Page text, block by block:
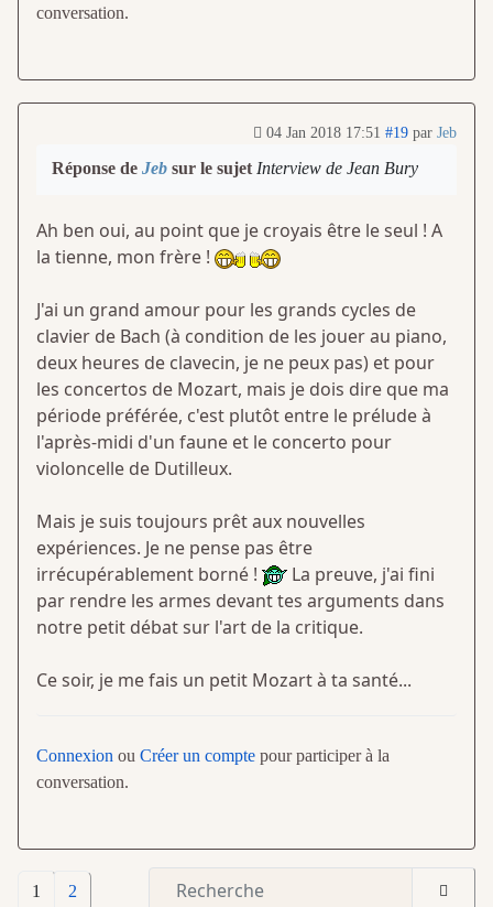
conversation.
04 Jan 2018 17:51 #19 par Jeb
Réponse de Jeb sur le sujet Interview de Jean Bury
Ah ben oui, au point que je croyais être le seul ! A
la tienne, mon frère !
J'ai un grand amour pour les grands cycles de
clavier de Bach (à condition de les jouer au piano,
deux heures de clavecin, je ne peux pas) et pour
les concertos de Mozart, mais je dois dire que ma
période préférée, c'est plutôt entre le prélude à
l'après-midi d'un faune et le concerto pour
violoncelle de Dutilleux.
Mais je suis toujours prêt aux nouvelles
expériences. Je ne pense pas être
irrécupérablement borné !
La preuve, j'ai fini
par rendre les armes devant tes arguments dans
notre petit débat sur l'art de la critique.
Ce soir, je me fais un petit Mozart à ta santé...
Connexion ou Créer un compte pour participer à la
conversation.
1 2